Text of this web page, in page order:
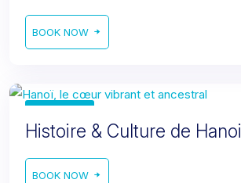
BOOK NOW
Histoire & Culture de Hanoi
BOOK NOW